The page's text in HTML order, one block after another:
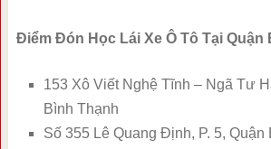
Điểm Đón Học Lái Xe Ô Tô Tại Quận
153 Xô Viết Nghệ Tĩnh – Ngã Tư
Bình Thạnh
Số 355 Lê Quang Định, P. 5, Quận